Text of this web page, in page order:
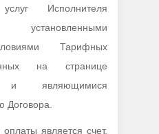
Исполнителя
Тарифных
на странице
и являющимися
Договора.
является счет,